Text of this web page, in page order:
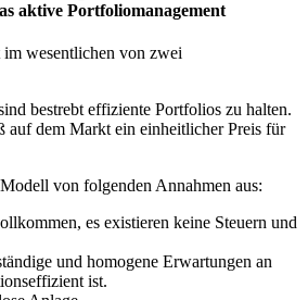
des CAPM-Modells und
wesentlichen von zwei
bestrebt effiziente Portfolios zu halten.
dem Markt ein einheitlicher Preis für
es existieren keine Steuern und
und homogene Erwartungen an